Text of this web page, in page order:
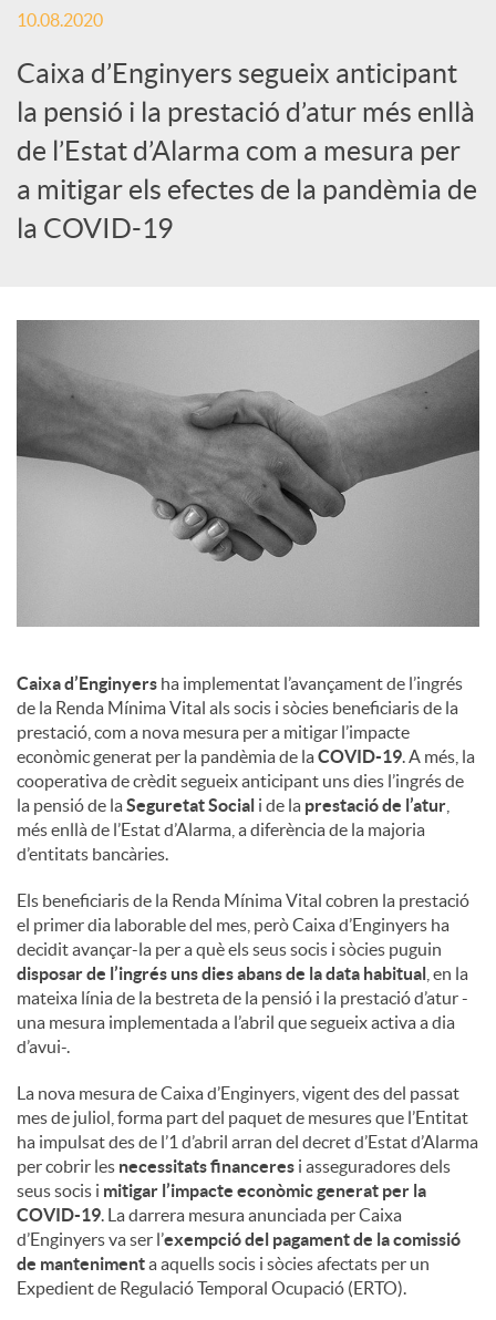
s
S
o
c
i
a
l
10.08.2020
Caixa d’Enginyers segueix anticipant
la pensió i la prestació d’atur més enllà
de l’Estat d’Alarma com a mesura per
a mitigar els efectes de la pandèmia de
la COVID-19
Caixa d’Enginyers ha implementat l’avançament de l’ingrés
de la Renda Mínima Vital als socis i sòcies beneficiaris de la
prestació, com a nova mesura per a mitigar l’impacte
econòmic generat per la pandèmia de laCOVID-19. A més, la
cooperativa de crèdit segueix anticipant uns dies l’ingrés de
la pensió de laSeguretat Social i de la prestació de l’atur
més enllà de l’Estat d’Alarma, a diferència de la majoria
d’entitats bancàries.
Els beneficiaris de la Renda Mínima Vital cobren la prestació
el primer dia laborable del mes, però Caixa d’Enginyers ha
decidit avançar-la per a què els seus socis i sòcies puguin
disposar de l’ingrés uns dies abans de la data habitual , en la
mateixa línia de la bestreta de la pensió i la prestació d’atur -
una mesura implementada a l’abril que segueix activa a dia
d’avui-.
La nova mesura de Caixa d’Enginyers, vigent des del passat
mes de juliol, forma part del paquet de mesures que l’Entitat
ha impulsat des de l’1 d’abril arran del decret d’Estat d’Alarma
per cobrir les necessitats financeres i asseguradores dels
seus socis i mitigar l’impacte econòmic generat per la
COVID-19. La darrera mesura anunciada per Caixa
d’Enginyers va ser l’exempció del pagament de la comissió
de mantenimenta aquells socis i sòcies afectats per un
Expedient de Regulació Temporal Ocupació (ERTO).